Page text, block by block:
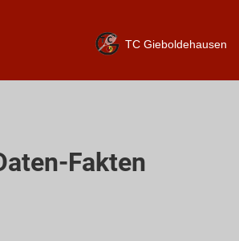
TC Gieboldehausen
Fakten